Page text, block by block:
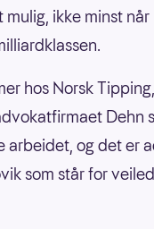
ikke minst når
hos Norsk
Dehn
arbeidet, og det er
som står for